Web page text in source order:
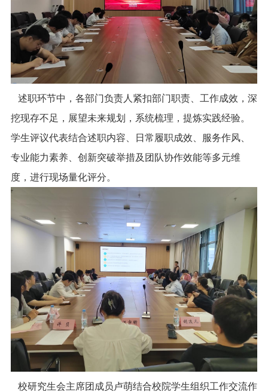
述职环节中，各部门负责人紧扣部门职责、工作成效，深
挖现存不足，展望未来规划，系统梳理，提炼实践经验。
学生评议代表结合述职内容、日常履职成效、服务作风、
专业能力素养、创新突破举措及团队协作效能等多元维
度，进行现场量化评分。
校研究生会主席团成员卢萌结合校院学生组织工作交流作